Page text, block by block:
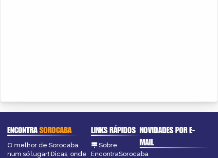
ENCONTRASOROCABA
O melhor de Sorocaba
num só lugar! Dicas, onde
LINKS RÁPIDOS
Sobre
EncontraSorocaba
NOVIDADES POR E-
MAIL